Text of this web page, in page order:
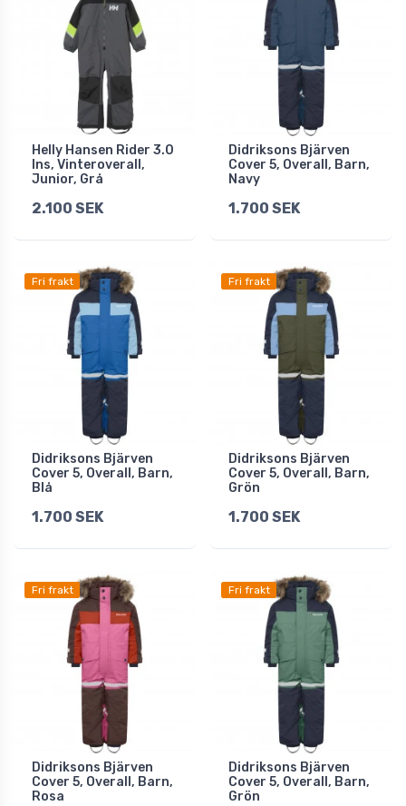
Helly Hansen Rider 3.0
Ins, Vinteroverall,
Junior, Grå
2.100 SEK
Didriksons Bjärven
Cover 5, Overall, Barn,
Navy
1.700 SEK
Fri frakt
Didriksons Bjärven
Cover 5, Overall, Barn,
Blå
1.700 SEK
Fri frakt
Didriksons Bjärven
Cover 5, Overall, Barn,
Grön
1.700 SEK
Fri frakt
Didriksons Bjärven
Cover 5, Overall, Barn,
Rosa
Fri frakt
Didriksons Bjärven
Cover 5, Overall, Barn,
Grön